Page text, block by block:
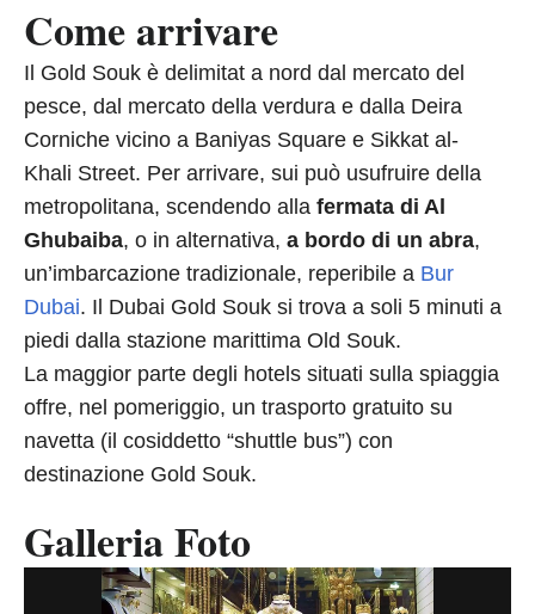
Come arrivare
Il Gold Souk è delimitat a nord dal mercato del
pesce, dal mercato della verdura e dalla Deira
Corniche vicino a Baniyas Square e Sikkat al-
Khali Street. Per arrivare, sui può usufruire della
metropolitana, scendendo alla fermata di Al
Ghubaiba, o in alternativa, a bordo di un abra,
un’imbarcazione tradizionale, reperibile a Bur
Dubai. Il Dubai Gold Souk si trova a soli 5 minuti a
piedi dalla stazione marittima Old Souk.
La maggior parte degli hotels situati sulla spiaggia
offre, nel pomeriggio, un trasporto gratuito su
navetta (il cosiddetto “shuttle bus”) con
destinazione Gold Souk.
Galleria Foto